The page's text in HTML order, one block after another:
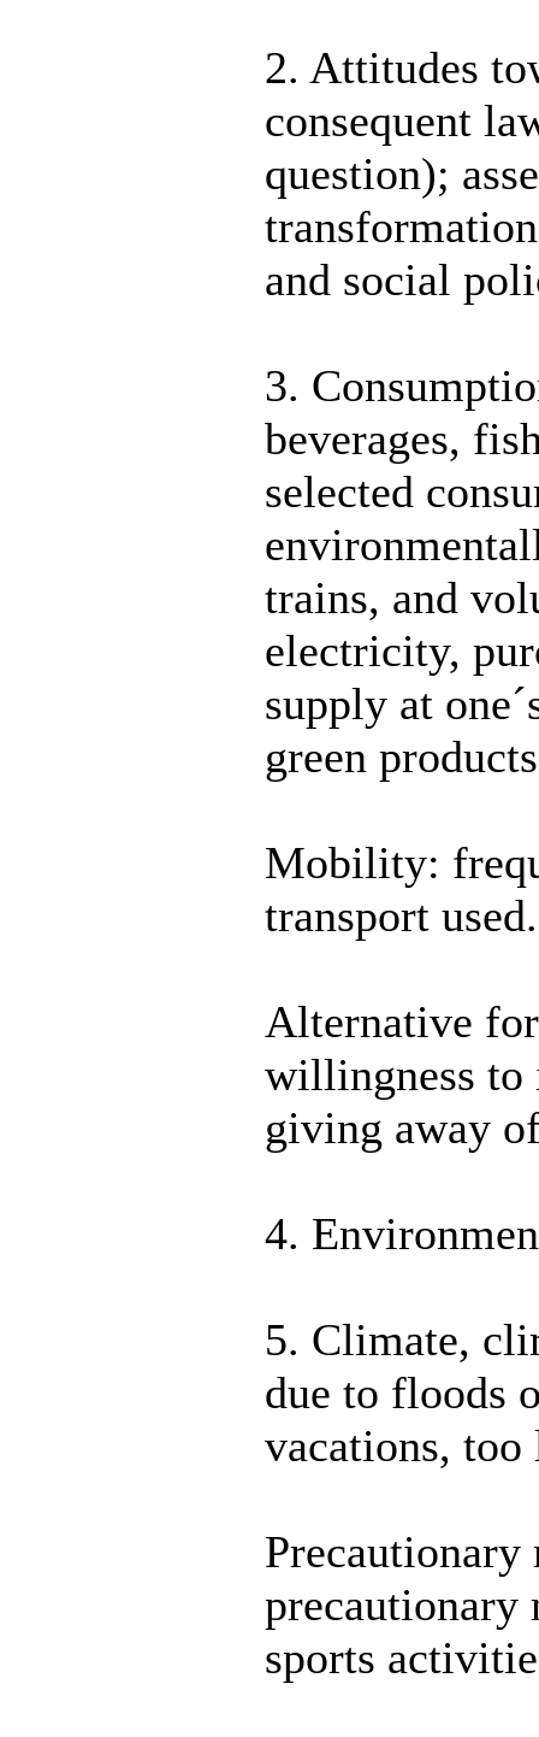
2. Attitudes
consequent
question);
and social
3.
beverages,
selected
trains, and
electricity,
supply at
green
Mobility:
transport used.
Alternative
willingness to
giving away
4.
5. Climate,
due to floods
vacations,
precautionary
sports